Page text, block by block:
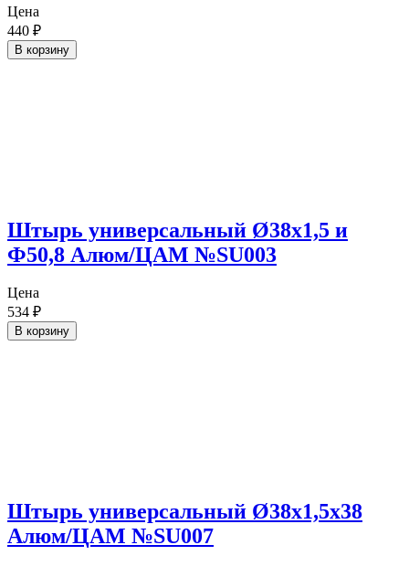
Цена
440 ₽
В корзину
Штырь универсальный Ø38х1,5 и
Ф50,8 Алюм/ЦАМ №SU003
Цена
534 ₽
В корзину
Штырь универсальный Ø38х1,5х38
Алюм/ЦАМ №SU007